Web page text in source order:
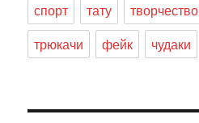
спорт
тату творчество
трюкачи
фейк чудаки